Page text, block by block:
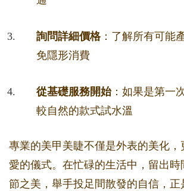
詢問詳細價格：了解所有可能
免隱形消費
從基礎服務開始：如果是第一
較自然的款式試水溫
專業的美甲美睫不僅是外表的美化，
愛的儀式。在忙碌的生活中，留出時
節之美，舉手投足間散發的自信，正